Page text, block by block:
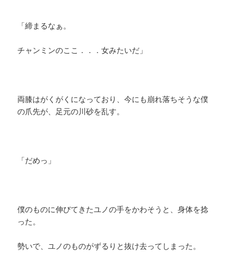
「締まるなぁ。
チャンミンのここ．．．女みたいだ」
両膝はがくがくになっており、今にも崩れ落ちそうな僕
の爪先が、足元の川砂を乱す。
「だめっ」
僕のものに伸びてきたユノの手をかわそうと、身体を捻
った。
勢いで、ユノのものがずるりと抜け去ってしまった。